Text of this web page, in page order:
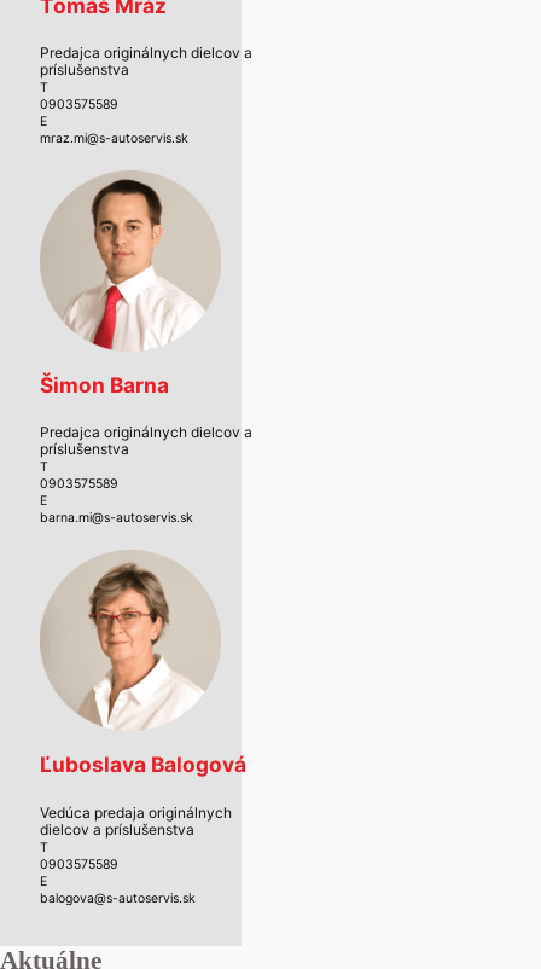
Predajca originálnych dielcov a
príslušenstva
T
0903575589
E
mraz.mi@s-autoservis.sk
Šimon Barna
Predajca originálnych dielcov a
príslušenstva
T
0903575589
E
barna.mi@s-autoservis.sk
Ľuboslava Balogová
Vedúca predaja originálnych
dielcov a príslušenstva
T
0903575589
E
balogova@s-autoservis.sk
Aktuálne